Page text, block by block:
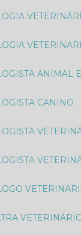
ANIMAL​
CANINO